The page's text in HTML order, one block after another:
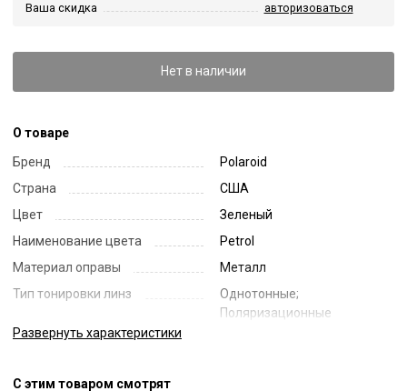
Ваша скидка
авторизоваться
Нет в наличии
О товаре
Бренд
Polaroid
Страна
США
Цвет
Зеленый
Наименование цвета
Petrol
Материал оправы
Металл
Тип тонировки линз
Однотонные;
Поляризационные
Цвет линз
Развернуть характеристики
С этим товаром смотрят